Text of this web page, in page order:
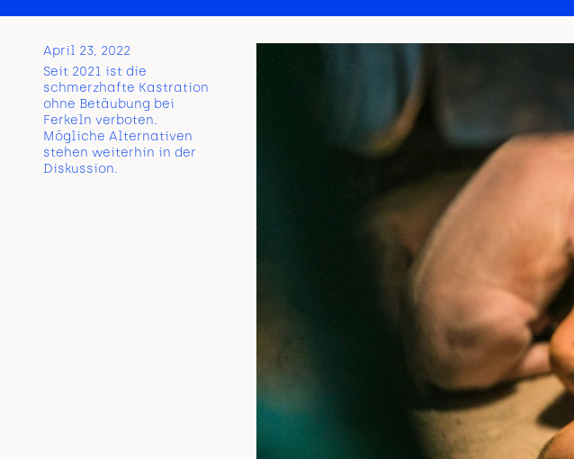
April 23, 2022
Seit 2021 ist die
schmerzhafte Kastration
ohne Betäubung bei
Ferkeln verboten.
Mögliche Alternativen
stehen weiterhin in der
Diskussion.